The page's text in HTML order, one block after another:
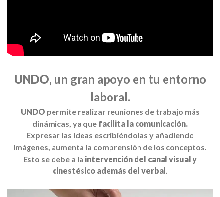
UNDO, un gran apoyo en tu entorno
laboral.
UNDO permite realizar reuniones de trabajo más
dinámicas, ya que facilita la comunicación.
Expresar las ideas escribiéndolas yañadiendo
imágenes, aumenta la comprensión de los conceptos.
Esto se debe a la intervención del canal visual y
cinestésico además del verbal.